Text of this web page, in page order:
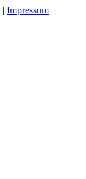
| Impressum |